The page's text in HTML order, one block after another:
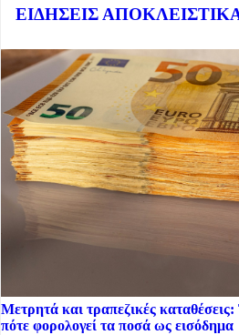
ΕΙΔΗΣΕΙΣ
Μετρητά και τραπεζικές καταθέσεις:
πότε φορολογεί τα ποσά ως εισόδημα